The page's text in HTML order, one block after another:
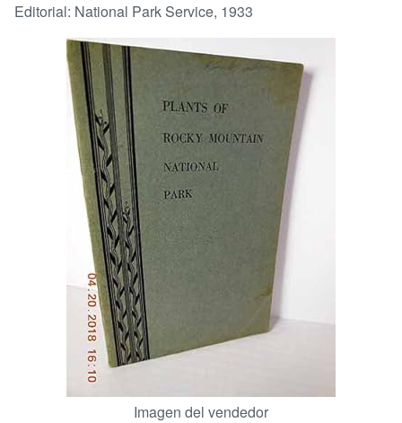
Colecciones
Libros antiguos
Arte y coleccionismo
Vendedores
Comenzar a vender
CERRAR
Editorial: National Park Service, 1933
Imagen del vendedor